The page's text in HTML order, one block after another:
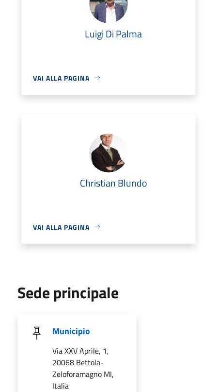
Luigi Di Palma
VAI ALLA PAGINA
Christian Blundo
VAI ALLA PAGINA
Sede principale
Municipio
Via XXV Aprile, 1,
20068 Bettola-
Zeloforamagno MI,
Italia